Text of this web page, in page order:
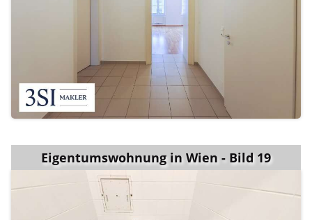
Eigentumswohnung in Wien - Bild 19